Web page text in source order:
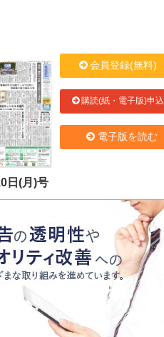
日(月)号
会員登録(無料)
購読(紙・電子版)申込
電子版を読む